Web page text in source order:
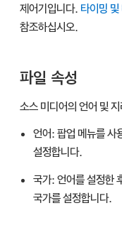
제어기입니다. 타이밍
참조하십시오.
파일 속성
소스 미디어의 언어 및
언어: 팝업 메뉴를 사
설정합니다.
국가: 언어를 설정한
국가를 설정합니다.